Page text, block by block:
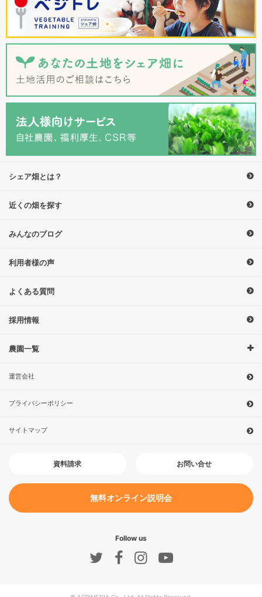
シェア畑とは？
近くの畑を探す
みんなのブログ
利用者様の声
よくある質問
採用情報
農園一覧
運営会社
プライバシーポリシー
サイトマップ
資料請求 お問い合せ
無料オンライン説明会
Follow us